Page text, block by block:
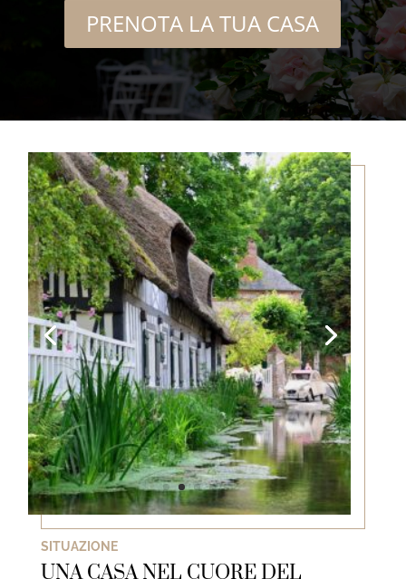
PRENOTA LA TUA CASA
SITUAZIONE
UNA CASA NEL CUORE DEL